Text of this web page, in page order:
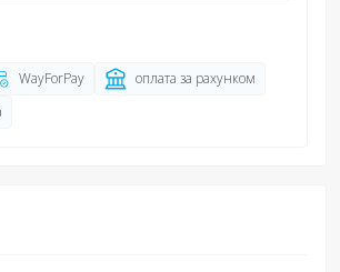
WayForPay
оплата за рахунком